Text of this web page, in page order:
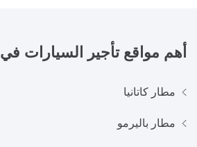
أهم مواقع تأجير السيارات في
مطار كاتانيا
مطار باليرمو